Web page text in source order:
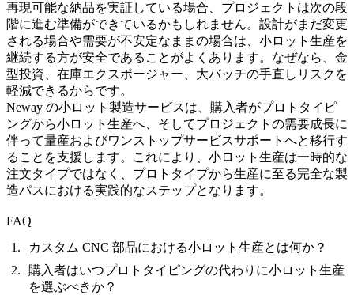
再現可能な納品を実証している場合、プロジェクトは次の段
階に進む準備ができているかもしれません。設計がまだ変更
される場合や需要が不安定なままの場合は、小ロット生産を
継続する方が安全であることがよくあります。なぜなら、金
型投資、在庫エクスポージャー、大バッチの手直しリスクを
軽減できるからです。
Neway の小ロット製造サービスは、購入者がプロトタイピ
ングから小ロット生産へ、そしてプロジェクトの需要成長に
伴って量産およびワンストップサービスサポートへと移行す
ることを支援します。これにより、小ロット生産は一時的な
注文タイプではなく、プロトタイプから生産に至る完全な製
造パスにおける実践的なステップとなります。
FAQ
カスタム CNC 部品における小ロット生産とは何か？
購入者はいつプロトタイピングの代わりに小ロット生産
を選ぶべきか？